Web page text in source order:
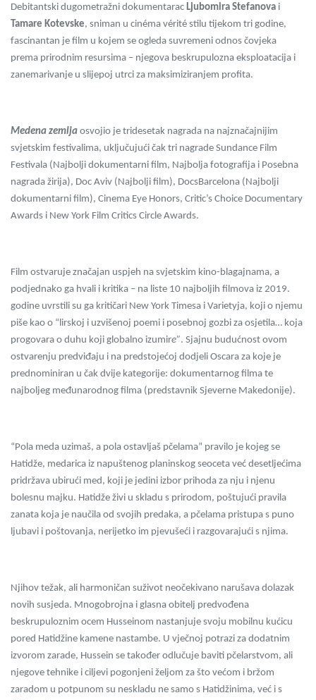
Debitantski dugometražni dokumentarac Ljubomira Stefanova i
Tamare Kotevske, sniman u cinéma vérité stilu tijekom tri godine,
fascinantan je film u kojem se ogleda suvremeni odnos čovjeka
prema prirodnim resursima – njegova beskrupulozna eksploatacija i
zanemarivanje u slijepoj utrci za maksimiziranjem profita.
Medena zemlja osvojio je tridesetak nagrada na najznačajnijim
svjetskim festivalima, uključujući čak tri nagrade Sundance Film
Festivala (Najbolji dokumentarni film, Najbolja fotografija i Posebna
nagrada žirija), Doc Aviv (Najbolji film), DocsBarcelona (Najbolji
dokumentarni film), Cinema Eye Honors, Critic’s Choice Documentary
Awards i New York Film Critics Circle Awards.
Film ostvaruje značajan uspjeh na svjetskim kino-blagajnama, a
podjednako ga hvali i kritika – na liste 10 najboljih filmova iz 2019.
godine uvrstili su ga kritičari New York Timesa i Varietyja, koji o njemu
piše kao o “lirskoj i uzvišenoj poemi i posebnoj gozbi za osjetila… koja
progovara o duhu koji globalno izumire”. Sjajnu budućnost ovom
ostvarenju predviđaju i na predstojećoj dodjeli Oscara za koje je
prednominiran u čak dvije kategorije: dokumentarnog filma te
najboljeg međunarodnog filma (predstavnik Sjeverne Makedonije).
“ Pola meda uzimaš, a pola ostavljaš pčelama” pravilo je kojeg se
Hatidže, medarica iz napuštenog planinskog seoceta već desetljećima
pridržava ubirući med, koji je jedini izbor prihoda za nju i njenu
bolesnu majku. Hatidže živi u skladu s prirodom, poštujući pravila
zanata koja je naučila od svojih predaka, a pčelama pristupa s puno
ljubavi i poštovanja, nerijetko im pjevušeći i razgovarajući s njima.
Njihov težak, ali harmoničan suživot neočekivano narušava dolazak
novih susjeda. Mnogobrojna i glasna obitelj predvođena
beskrupuloznim ocem Husseinom nastanjuje svoju mobilnu kućicu
pored Hatidžine kamene nastambe. U vječnoj potrazi za dodatnim
izvorom zarade, Hussein se također odlučuje baviti pčelarstvom, ali
njegove tehnike i ciljevi pogonjeni željom za što većom i bržom
zaradom u potpunom su neskladu ne samo s Hatidžinima, već i s